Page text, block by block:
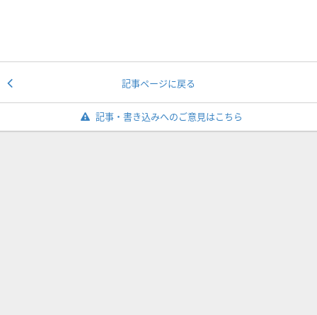
記事ページに戻る
記事・書き込みへのご意見はこちら